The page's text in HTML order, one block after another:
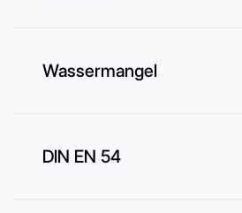
Wassermangel
DIN EN 54